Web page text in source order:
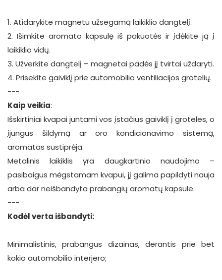
1. Atidarykite magnetu užsegamą laikiklio dangtelį.
2. Išimkite aromato kapsulę iš pakuotės ir įdėkite ją į
laikiklio vidų.
3. Užverkite dangtelį – magnetai padės jį tvirtai uždaryti.
4. Prisekite gaiviklį prie automobilio ventiliacijos grotelių.
---
Kaip veikia:
Išskirtiniai kvapai juntami vos įstačius gaiviklį į groteles, o
įjungus šildymą ar oro kondicionavimo sistemą,
aromatas sustiprėja.
Metalinis laikiklis yra daugkartinio naudojimo –
pasibaigus mėgstamam kvapui, jį galima papildyti nauja
arba dar neišbandyta prabangių aromatų kapsule.
---
Kodėl verta išbandyti:
Minimalistinis, prabangus dizainas, derantis prie bet
kokio automobilio interjero;